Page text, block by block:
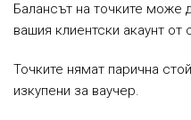
Балансът на точките може
вашия клиентски акаунт
Точките нямат парична
изкупени за ваучер.